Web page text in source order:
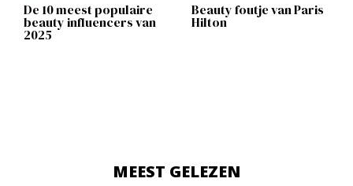
De 10 meest populaire
beauty influencers van
2025
Beauty foutje van Paris
Hilton
MEEST GELEZEN